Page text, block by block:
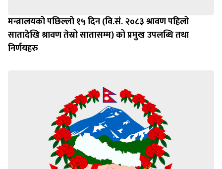
मन्त्रालयको पछिल्लो १५ दिन (वि.सं. २०८३ श्रावण पहिलो
सातादेखि श्रावण तेस्रो सातासम्म) को प्रमुख उपलब्धि तथा
निर्णयहरु